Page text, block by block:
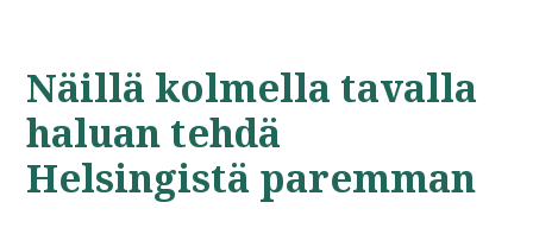
Näillä kolmella tavalla
haluan tehdä
Helsingistä paremman